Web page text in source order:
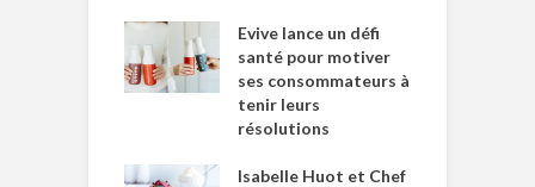
Evive lance un défi
santé pour motiver
ses consommateurs à
tenir leurs
résolutions
Isabelle Huot et Chef